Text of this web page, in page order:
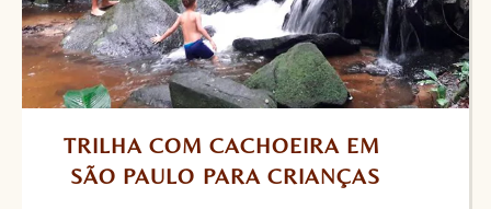
TRILHA COM CACHOEIRA EM
SÃO PAULO PARA CRIANÇAS